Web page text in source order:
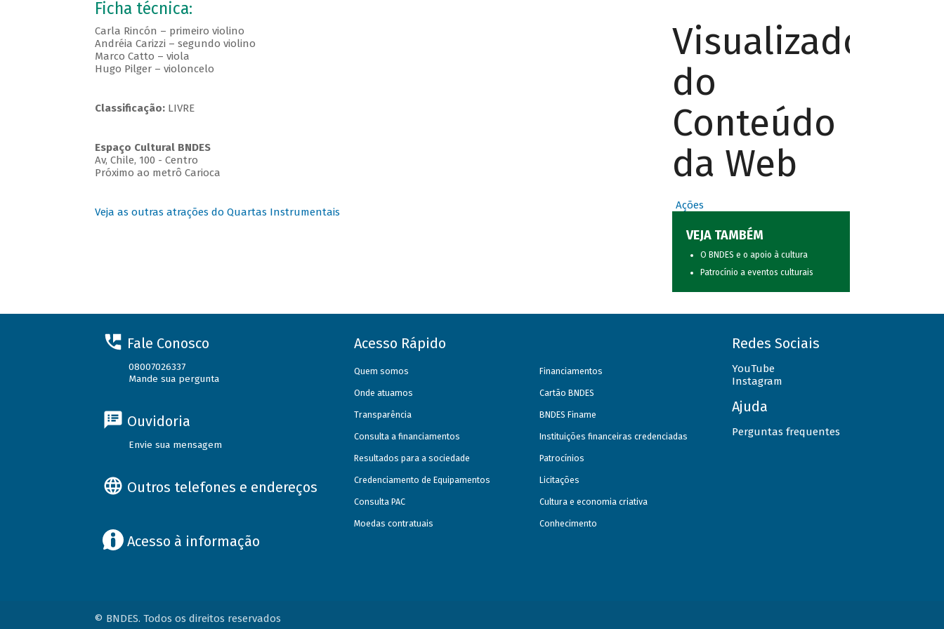
Ficha técnica:
Carla Rincón – primeiro violino
Andréia Carizzi – segundo violino
Marco Catto – viola
Hugo Pilger – violoncelo
Classificação:LIVRE
Espaço Cultural BNDES
Av, Chile, 100 - Centro
Próximo ao metrô Carioca
Veja as outras atrações do Quartas Instrumentais
Visualizador
do
Conteúdo
da Web
Ações
VEJA TAMBÉM
O BNDES e o apoio à cultura
Patrocínio a eventos culturais
Fale Conosco
08007026337
Mande sua pergunta
Ouvidoria
Envie sua mensagem
Outros telefones e endereços
Acesso à informação
Acesso Rápido
Quem somos
Onde atuamos
Transparência
Consulta a financiamentos
Resultados para a sociedade
Credenciamento de Equipamentos
Consulta PAC
Moedas contratuais
Financiamentos
Cartão BNDES
BNDES Finame
Instituições financeiras credenciadas
Patrocínios
Licitações
Cultura e economia criativa
Conhecimento
Redes Sociais
YouTube
Instagram
Ajuda
Perguntas frequentes
© BNDES. Todos os direitos reservados